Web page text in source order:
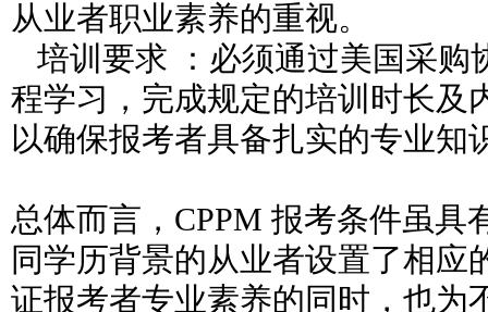
从业者职业素养的重视。
培训要求 ：必须通过美国采购
程学习，完成规定的培训时长及
以确保报考者具备扎实的专业知
总体而言，CPPM 报考条件虽具
同学历背景的从业者设置了相应
证报考者专业素养的同时，也为